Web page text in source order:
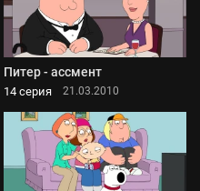
Питер - ассмент
14 серия 21.03.2010